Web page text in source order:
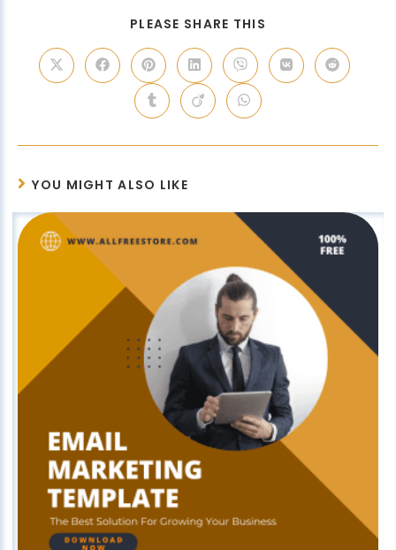
PLEASE SHARE THIS
YOU MIGHT ALSO LIKE